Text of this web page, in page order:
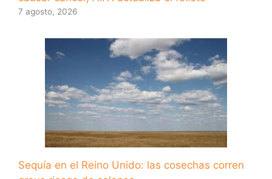
7 agosto, 2026
Sequía en el Reino Unido: las cosechas corren